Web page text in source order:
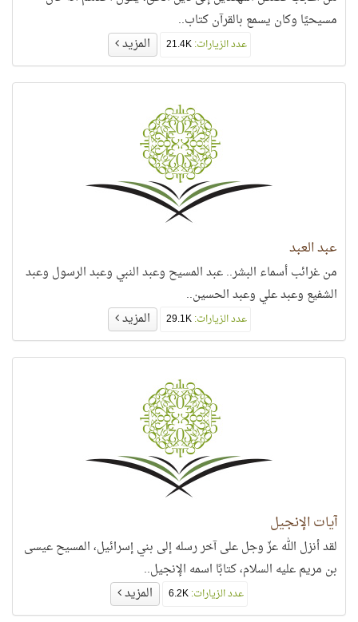
مسيحيًا وكان يسمع بالقرآن كتاب..
عدد الزيارات:21.4K المزيد
عبد العبد
من غرائب أسماء البشر.. عبد المسيح وعبد النبي وعبد الرسول وعبد
الشفيع وعبد علي وعبد الحسين..
عدد الزيارات:29.1K المزيد
آيات الإنجيل
لقد أنزل الله عزّ وجل على آخر رسله إلى بني إسرائيل، المسيح عيسى
بن مريم عليه السلام، كتابًا اسمه الإنجيل..
عدد الزيارات: المزيد